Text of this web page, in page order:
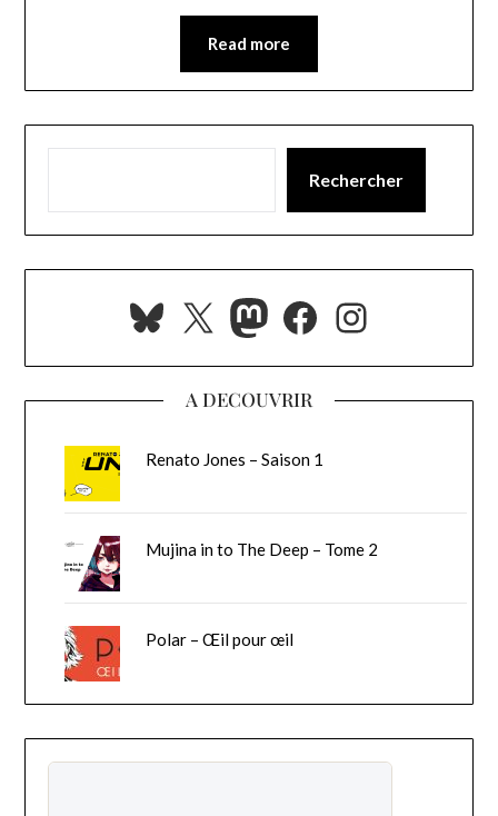
Read more
Rechercher
Bluesky
X Mastodon
Facebook
A DECOUVRIR
Renato Jones – Saison 1
Mujina in to The Deep – Tome 2
Polar – Œil pour œil